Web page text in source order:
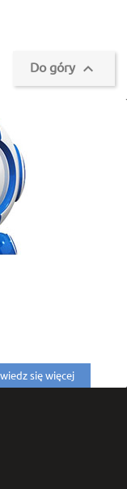
Do góry 
się więcej